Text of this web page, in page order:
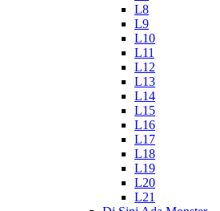
L8
L9
L10
L11
L12
L13
L14
L15
L16
L17
L18
L19
L20
L21